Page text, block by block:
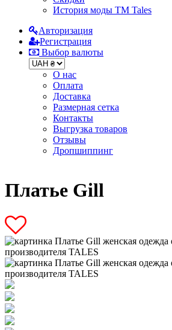
История моды ТМ Tales
Авторизация
Регистрация
Выбор валюты
О нас
Оплата
Доставка
Размерная сетка
Контакты
Выгрузка товаров
Отзывы
Дропшиппинг
Платье Gill